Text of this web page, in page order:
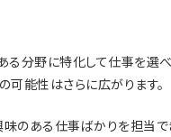
る分野に特化して仕事を選
可能性はさらに広がります。
のある仕事ばかりを担当で